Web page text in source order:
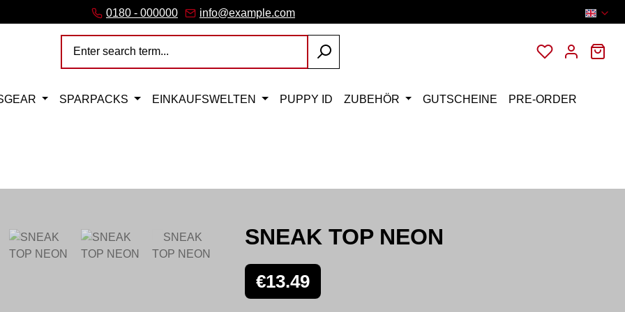
link)
(external link)
tab (external link)
(external link)
a new browser tab (external link)
0180 - 000000 info@example.com
You have 0
SPARPACKS EINKAUFSWELTEN PUPPY ID ZUBEHÖR GUTSCHEINE PRE-ORDER
SNEAK TOP NEON
Regular price:
€13.49